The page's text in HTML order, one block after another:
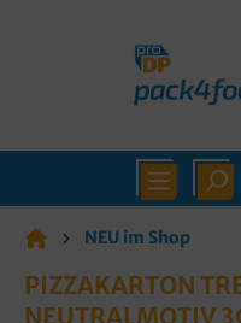
NEU im Shop
PIZZAKARTON
NEUTRALMOTIV